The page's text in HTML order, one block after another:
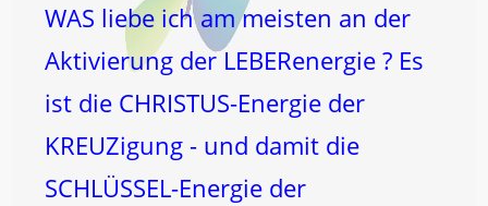
WAS liebe ich am meisten an der
Aktivierung der LEBERenergie ? Es
ist die CHRISTUS-Energie der
KREUZigung - und damit die
SCHLÜSSEL-Energie der